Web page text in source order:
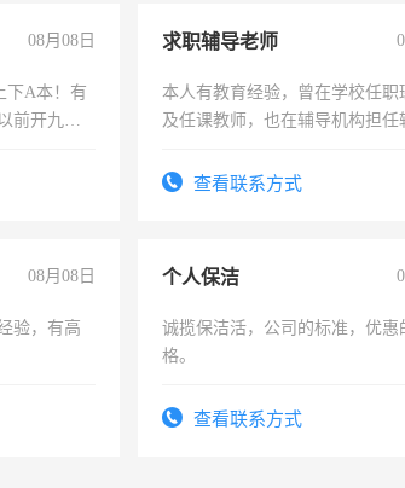
08月08日
下A本！有
前开九米
求职辅导老师
本人有教育经验，曾在学校任职
及任课教师，也在辅导机构担任
查看联系方式
08月08日
验，有高
个人保洁
诚揽保洁活，公司的标准，优惠
格。
查看联系方式